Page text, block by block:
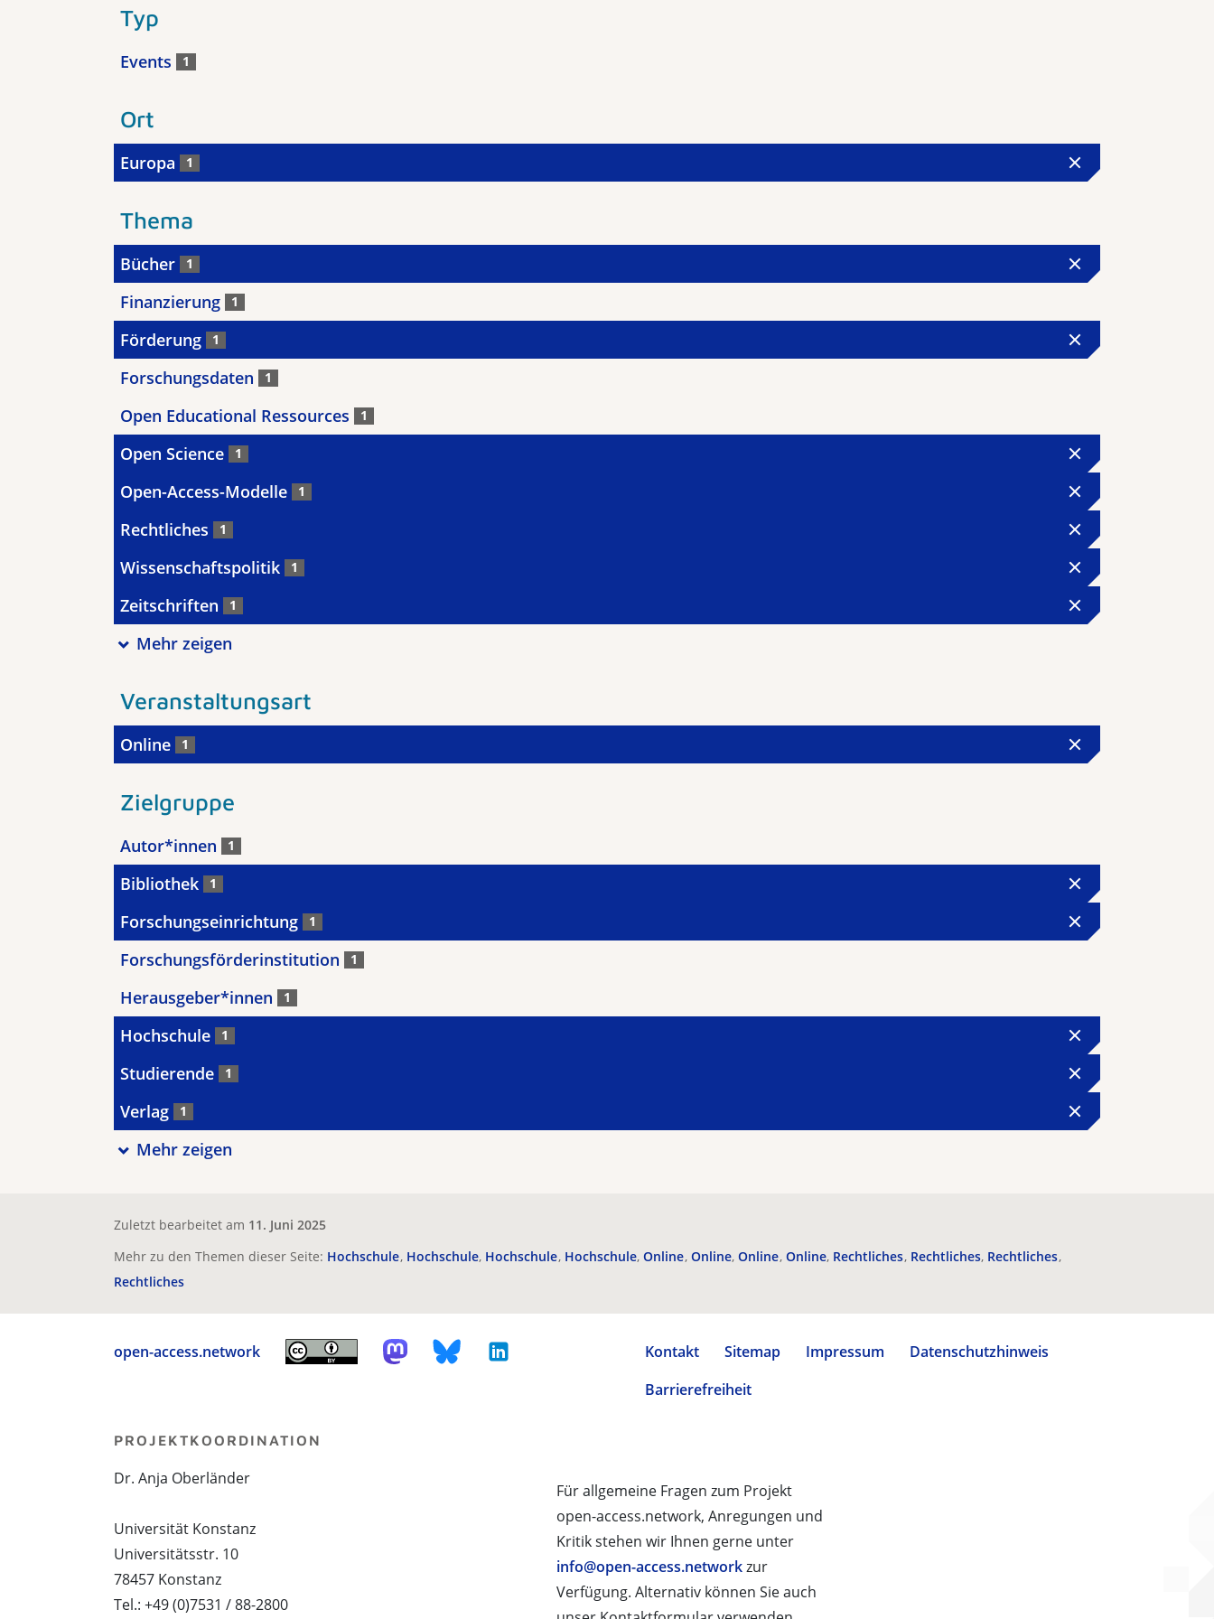
Typ
Events 1
Ort
Europa 1
Thema
Bücher 1
Finanzierung 1
Förderung 1
Forschungsdaten 1
Open Educational Ressources 1
Open Science 1
Open-Access-Modelle 1
Rechtliches 1
Wissenschaftspolitik 1
Zeitschriften 1
Mehr zeigen
Veranstaltungsart
Online 1
Zielgruppe
Autor*innen 1
Bibliothek 1
Forschungseinrichtung 1
Forschungsförderinstitution 1
Herausgeber*innen 1
Hochschule 1
Studierende 1
Verlag 1
Mehr zeigen
Zuletzt bearbeitet am 11. Juni 2025
Mehr zu den Themen dieser Seite: Hochschule Hochschule Hochschule Hochschule Online Online Online Online Rechtliches Rechtliches Rechtliches
Rechtliches
open-access.network Kontakt Sitemap Impressum
Datenschutzhinweis
Barrierefreiheit
Für allgemeine Fragen zum Projekt
open-access.network, Anregungen und
Kritik stehen wir Ihnen gerne unter
info@open-access.networkzur
Verfügung. Alternativ können Sie auch
PROJEKTKOORDINATION
Dr. Anja Oberländer
Universität Konstanz
Universitätsstr. 10
78457 Konstanz
Tel.: +49 (0)7531 / 88-2800